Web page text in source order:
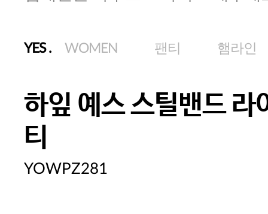
YES. WOMEN 팬티 햄라인
하잎 예스 스틸밴드 라
티
YOWPZ281